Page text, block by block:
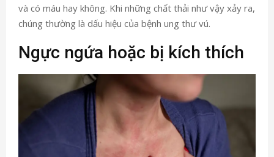
và có máu hay không. Khi những chất thải như vậy xảy ra,
chúng thường là dấu hiệu của bệnh ung thư vú.
Ngực ngứa hoặc bị kích thích